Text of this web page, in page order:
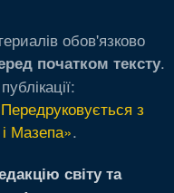
обов'язково
початком тексту.
з
Мазепа».
світу та